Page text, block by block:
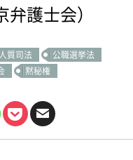
護士会）
人質司法
公職選挙法
黙秘権